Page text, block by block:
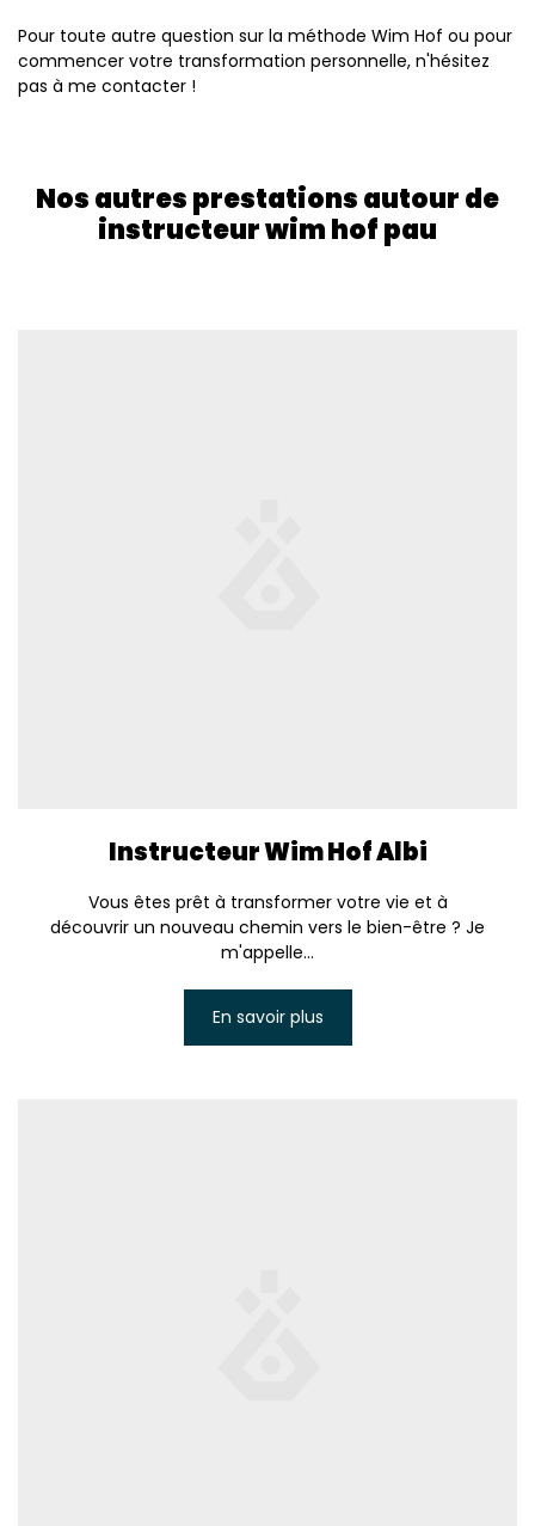
Pour toute autre question sur la méthode Wim Hof ou pour
commencer votre transformation personnelle, n'hésitez
pas à me contacter !
Nos autres prestations autour de
instructeur wim hof pau
Instructeur Wim Hof Albi
Vous êtes prêt à transformer votre vie et à
découvrir un nouveau chemin vers le bien-être ? Je
m'appelle...
En savoir plus